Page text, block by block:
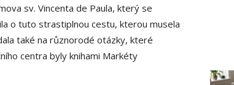
sv. Vincenta de Paula, který se
o tuto strastiplnou cestu, kterou musela
také na různorodé otázky, které
centra byly knihami Markéty